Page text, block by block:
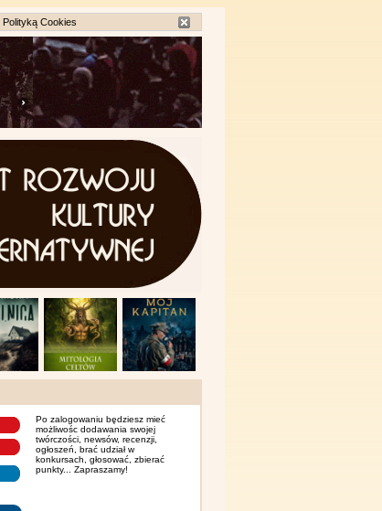
Polityką Cookies
Po zalogowaniu będziesz mieć
możliwośc dodawania swojej
twórczości, newsów, recenzji,
ogłoszeń, brać udział w
konkursach, głosować, zbierać
punkty... Zapraszamy!